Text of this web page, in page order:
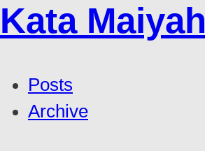
Kata Maiyah
Posts
Archive